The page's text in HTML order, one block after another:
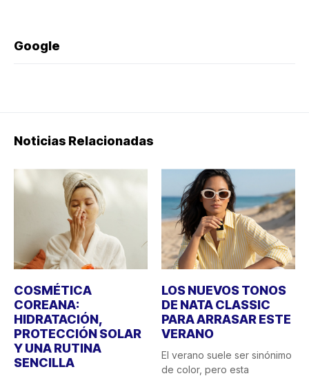
Google
Noticias Relacionadas
COSMÉTICA
COREANA:
HIDRATACIÓN,
PROTECCIÓN SOLAR
Y UNA RUTINA
SENCILLA
LOS NUEVOS TONOS
DE NATA CLASSIC
PARA ARRASAR ESTE
VERANO
El verano suele ser sinónimo
de color, pero esta